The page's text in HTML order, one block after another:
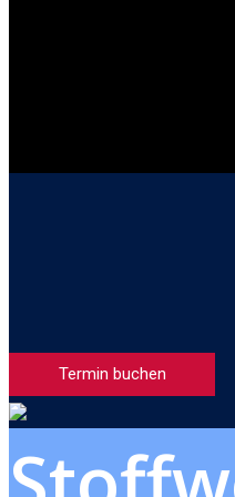
Termin buchen